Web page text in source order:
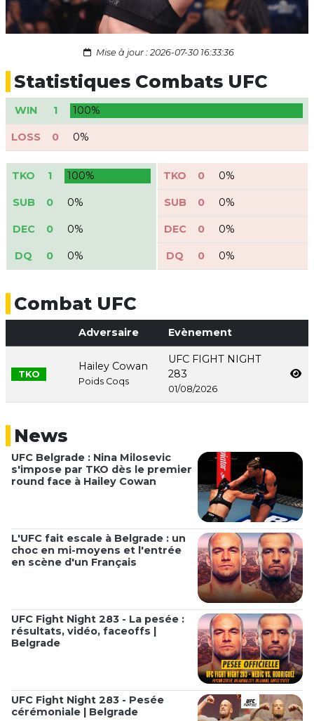
Mise à jour : 2026-07-30 16:33:36
Statistiques Combats UFC
WIN 1 100%
LOSS 0 0%
TKO 1 100%
SUB 0 0%
DEC 0 0%
DQ 0 0%
TKO 0 0%
SUB 0 0%
DEC 0 0%
DQ 0 0%
Combat UFC
Adversaire Evènement
TKO
Hailey Cowan
Poids Coqs
UFC FIGHT NIGHT
283
01/08/2026
News
UFC Belgrade : Nina Milosevic
s'impose par TKO dès le premier
round face à Hailey Cowan
L'UFC fait escale à Belgrade : un
choc en mi-moyens et l'entrée
en scène d'un Français
UFC Fight Night 283 - La pesée :
résultats, vidéo, faceoffs |
Belgrade
UFC Fight Night 283 - Pesée
cérémoniale | Belgrade